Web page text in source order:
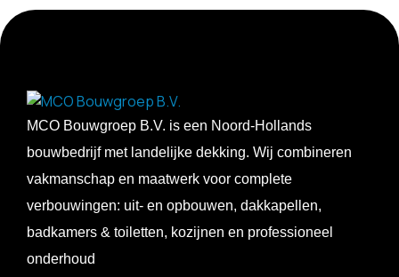
MCO Bouwgroep B.V. is een Noord-Hollands
bouwbedrijf met landelijke dekking. Wij combineren
vakmanschap en maatwerk voor complete
verbouwingen: uit- en opbouwen, dakkapellen,
badkamers & toiletten, kozijnen en professioneel
onderhoud